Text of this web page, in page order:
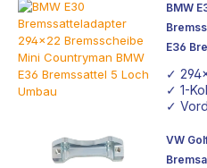
BMW
E36
✓
✓ 1-
✓
VW